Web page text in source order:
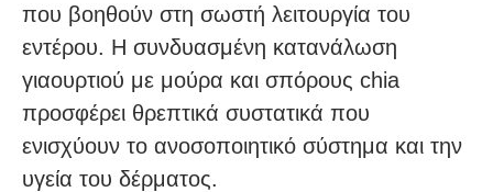
που βοηθούν στη σωστή λειτουργία του
εντέρου. Η συνδυασμένη κατανάλωση
γιαουρτιού με μούρα και σπόρους chia
προσφέρει θρεπτικά συστατικά που
ενισχύουν το ανοσοποιητικό σύστημα και την
υγεία του δέρματος.